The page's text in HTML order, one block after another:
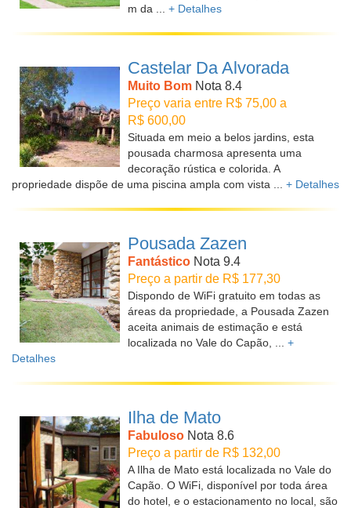
m da ... + Detalhes
Castelar Da Alvorada
Muito Bom Nota 8.4
Preço varia entre R$ 75,00 a
R$ 600,00
Situada em meio a belos jardins, esta
pousada charmosa apresenta uma
decoração rústica e colorida. A
propriedade dispõe de uma piscina ampla com vista ... + Detalhes
Pousada Zazen
Fantástico Nota 9.4
Preço a partir de R$ 177,30
Dispondo de WiFi gratuito em todas as
áreas da propriedade, a Pousada Zazen
aceita animais de estimação e está
localizada no Vale do Capão, ... +
Detalhes
Ilha de Mato
Fabuloso Nota 8.6
Preço a partir de R$ 132,00
A Ilha de Mato está localizada no Vale do
Capão. O WiFi, disponível por toda área
do hotel, e o estacionamento no local, são